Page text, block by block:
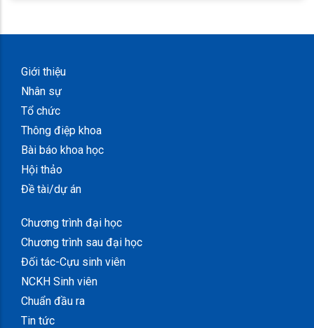
Giới thiệu
Nhân sự
Tổ chức
Thông điệp khoa
Bài báo khoa học
Hội thảo
Đề tài/dự án
Chương trình đại học
Chương trình sau đại học
Đối tác-Cựu sinh viên
NCKH Sinh viên
Chuẩn đầu ra
Tin tức